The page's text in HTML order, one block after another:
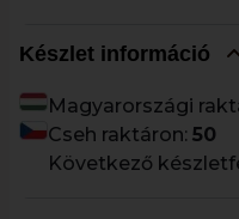
Készlet információ
Magyarországi
Cseh raktáron: 50
Következő